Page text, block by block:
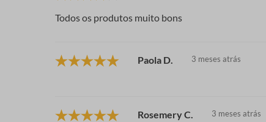
Todos os produtos muito bons
Paola D. 3 meses atrás
Rosemery C. 3 meses atrás